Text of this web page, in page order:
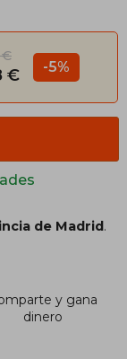
€
€ -5%
de Madrid.
y gana
dinero